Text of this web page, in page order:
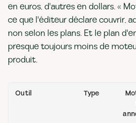
en euros, d'autres en dollars. «
ce que l'éditeur déclare couvrir,
non selon les plans. Et le plan
presque toujours moins de
produit.
Outil Type